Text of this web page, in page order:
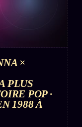
×
PLUS
POP ·
1988 À